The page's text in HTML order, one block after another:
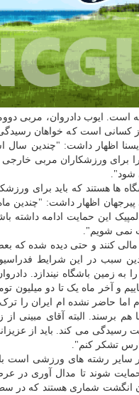
ایوب دادروان، مربی
کند یکی از کسانی است که خواهان
ایسنا اظهار داشت: "چندین
برای ورزشکاران مربی
شود".
ها هستند که باید برای
اظهار داشت: "چندین
این حمایت ادامه داشته
مالی کنند و حتی دیده شده که
سبب در این شرایط
زمین باشگاه نیندازد.
و آخر ماه یک تا دو میلیون
اما حاضر نشده ام ایران را
برسند. البته آقای مبینی
می کند. باید از
تشکر کنم".
سایر رشته های ورزشی است
شوند تا مدال آوری در
انگشت شماری هستند که در